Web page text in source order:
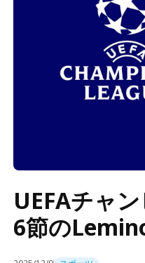
UEFAチャ
6節の